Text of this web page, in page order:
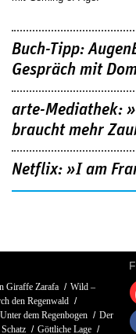
Buch-Tipp:
Gespräch mit
arte-Mediathek:
braucht mehr
Netflix: »I am
Giraffe Zarafa
Wild –
den Regenwald
Unter dem Regenbogen
Der
Göttliche Lage